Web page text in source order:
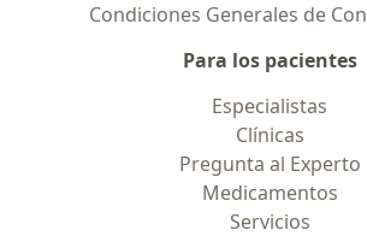
Condiciones Generales de
Para los pacientes
Especialistas
Clínicas
Pregunta al Experto
Medicamentos
Servicios